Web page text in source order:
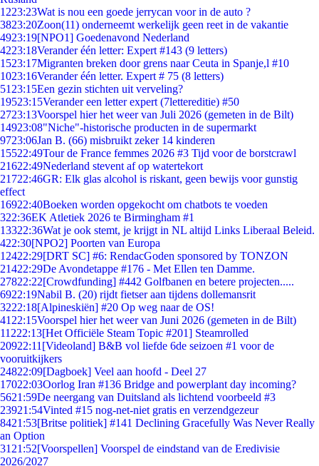
1223:23Wat is nou een goede jerrycan voor in de auto ?
3823:20Zoon(11) onderneemt werkelijk geen reet in de vakantie
4923:19[NPO1] Goedenavond Nederland
4223:18Verander één letter: Expert #143 (9 letters)
1523:17Migranten breken door grens naar Ceuta in Spanje,l #10
1023:16Verander één letter. Expert # 75 (8 letters)
51 23:15Een gezin stichten uit verveling?
19523:15Verander een letter expert (7lettereditie) #50
2723:13Voorspel hier het weer van Juli 2026 (gemeten in de Bilt)
14923:08"Niche"-historische producten in de supermarkt
9723:06Jan B. (66) misbruikt zeker 14 kinderen
15522:49Tour de France femmes 2026 #3 Tijd voor de borstcrawl
21622:49Nederland stevent af op watertekort
21722:46GR: Elk glas alcohol is riskant, geen bewijs voor gunstig
effect
16922:40Boeken worden opgekocht om chatbots te voeden
322:36EK Atletiek 2026 te Birmingham #1
13322:36Wat je ook stemt, je krijgt in NL altijd Links Liberaal Beleid.
422:30[NPO2] Poorten van Europa
12422:29[DRT SC] #6: RendacGoden sponsored by TONZON
21422:29De Avondetappe #176 - Met Ellen ten Damme.
27822:22[Crowdfunding] #442 Golfbanen en betere projecten.....
6922:19Nabil B. (20) rijdt fietser aan tijdens dollemansrit
3222:18[Alpineskiën] #20 Op weg naar de OS!
41 22:15Voorspel hier het weer van Juni 2026 (gemeten in de Bilt)
11222:13[Het Officiële Steam Topic #201] Steamrolled
20922:11 [Videoland] B&B vol liefde 6de seizoen #1 voor de
vooruitkijkers
24822:09[Dagboek] Veel aan hoofd - Deel 27
17022:03Oorlog Iran #136 Bridge and powerplant day incoming?
5621:59De neergang van Duitsland als lichtend voorbeeld #3
23921:54Vinted #15 nog-net-niet gratis en verzendgezeur
8421:53[Britse politiek] #141 Declining Gracefully Was Never Really
an Option
31 21:52[Voorspellen] Voorspel de eindstand van de Eredivisie
2026/2027